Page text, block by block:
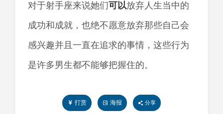
对于射手座来说她们可以放弃人生当中的
成功和成就，也绝不愿意放弃那些自己会
感兴趣并且一直在追求的事情，这些行为
是许多男生都不能够把握住的。
打赏 海报 分享